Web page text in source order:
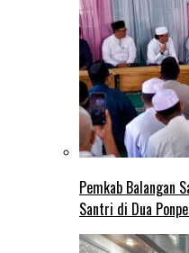
Pemkab Balangan
Santri di Dua